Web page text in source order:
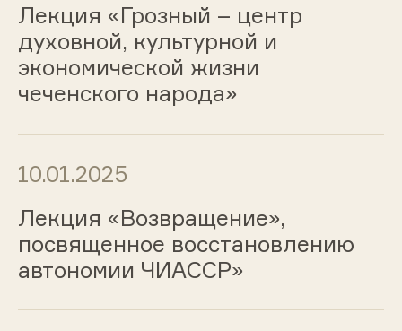
Лекция «Грозный – центр
духовной, культурной и
экономической жизни
чеченского народа»
10.01.2025
Лекция «Возвращение»,
посвященное восстановлению
автономии ЧИАССР»